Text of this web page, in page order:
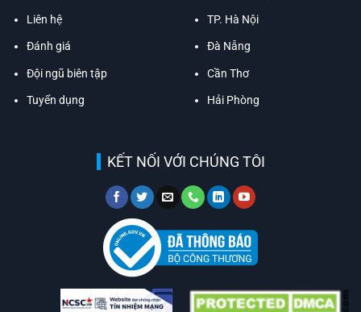
Liên hệ
Đánh giá
Đội ngũ biên tập
Tuyển dụng
TP. Hà Nội
Đà Nẵng
Cần Thơ
Hải Phòng
KẾT NỐI VỚI CHÚNG TÔI